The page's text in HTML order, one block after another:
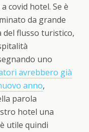
covid hotel. Se è
da grande
flusso turistico,
uno
avrebbero già
anno,
parola
hotel una
utile quindi